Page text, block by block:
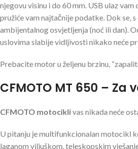
njegovu visinu i do 60 mm. USB ulaz
pružiće vam najtačnije podatke. Dok se,
ambijentalnog osvjetljenja (noć ili dan).
uslovima slabije vidljivosti nikako neće
Prebacite motor u željenu brzinu,
CFMOTO MT 650 – Za
CFMOTO motociklivas nikada neće
U pitanju je multifunkcionalan motocikl
laganom viljuškom, teleskopskim